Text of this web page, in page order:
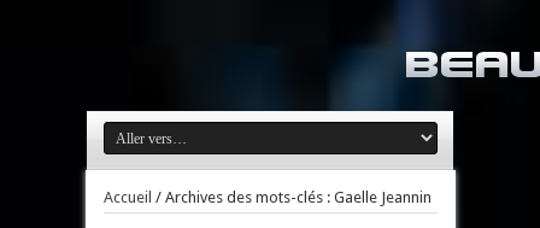
Accueil / Archives des mots-clés : Gaelle Jeannin